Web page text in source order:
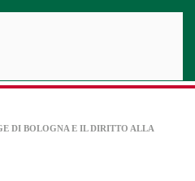
DI BOLOGNA E IL DIRITTO ALLA